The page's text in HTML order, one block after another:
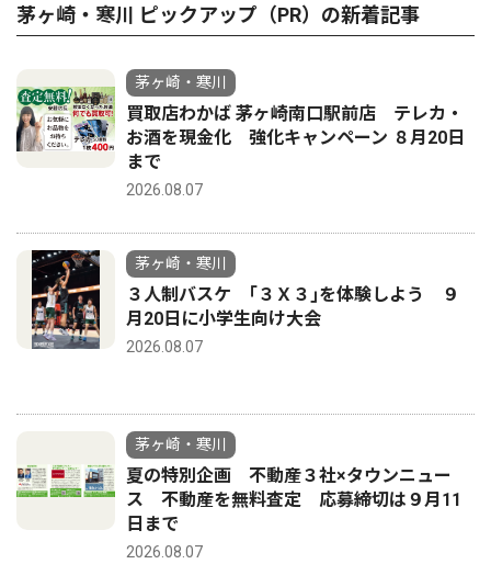
茅ヶ崎・寒川 ピックアップ（PR）の新着記事
茅ヶ崎・寒川
買取店わかば 茅ヶ崎南口駅前店 テレカ・
お酒を現金化 強化キャンペーン ８月20日
まで
2026.08.07
茅ヶ崎・寒川
３人制バスケ ｢３Ｘ３｣を体験しよう ９
月20日に小学生向け大会
2026.08.07
茅ヶ崎・寒川
夏の特別企画 不動産３社×タウンニュー
ス 不動産を無料査定 応募締切は９月11
日まで
2026.08.07